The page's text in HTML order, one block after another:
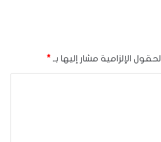
الحقول الإلزامية مشار إليها بـ *